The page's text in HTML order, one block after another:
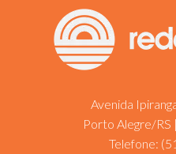
Avenida
Porto Alegre/RS
Telefone: